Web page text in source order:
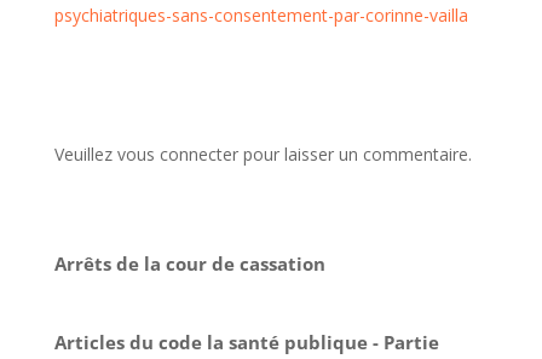
psychiatriques-sans-consentement-par-corinne-vailla
Veuillez vous connecter pour laisser un commentaire.
Arrêts de la cour de cassation
Articles du code la santé publique - Partie